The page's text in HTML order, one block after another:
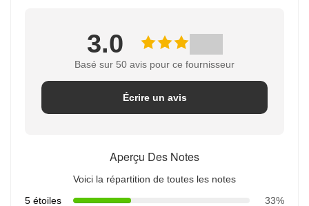
3.0
Basé sur 50 avis pour ce fournisseur
Écrire un avis
Aperçu Des Notes
Voici la répartition de toutes les notes
5 étoiles
33%